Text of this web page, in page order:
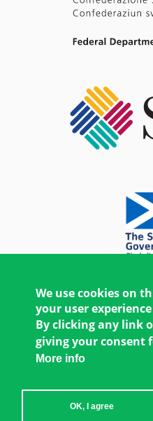
We use cookies on
your user experience
By clicking any link
giving your consent
More info
OK, I agree